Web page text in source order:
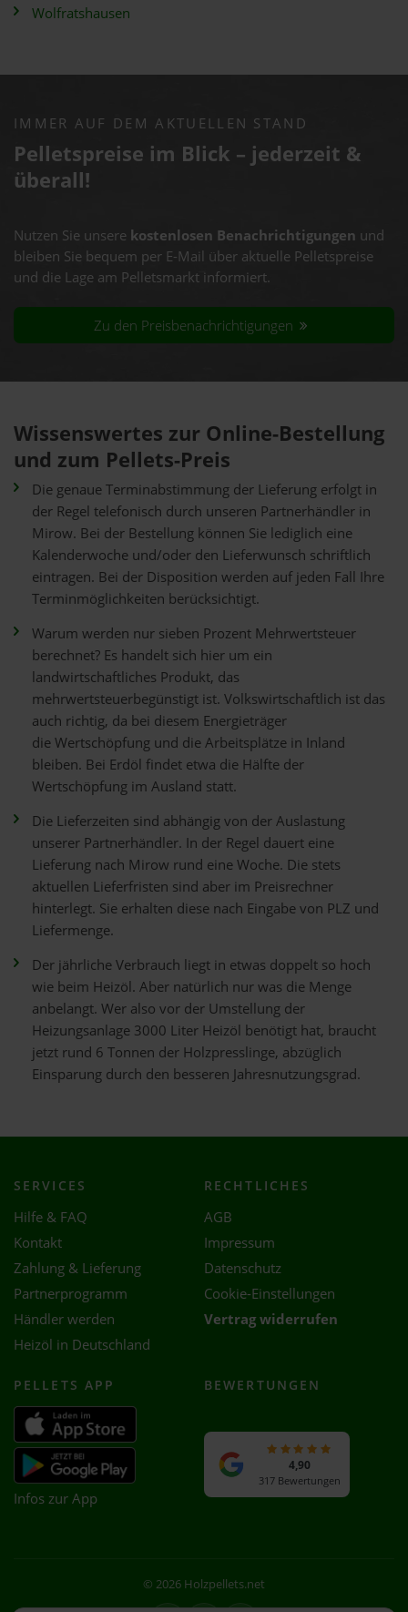
Wolfratshausen
IMMER AUF DEM AKTUELLEN STAND
Pelletspreise im Blick – jederzeit &
überall!
Nutzen Sie unsere kostenlosen Benachrichtigungen und
bleiben Sie bequem per E-Mail über aktuelle Pelletspreise
und die Lage am Pelletsmarkt informiert.
Zu den Preisbenachrichtigungen
Wissenswertes zur Online-Bestellung
und zum Pellets-Preis
Die genaue Terminabstimmung der Lieferung erfolgt in
der Regel telefonisch durch unseren Partnerhändler in
Mirow. Bei der Bestellung können Sie lediglich eine
Kalenderwoche und/oder den Lieferwunsch schriftlich
eintragen. Bei der Disposition werden auf jeden Fall Ihre
Terminmöglichkeiten berücksichtigt.
Warum werden nur sieben Prozent Mehrwertsteuer
berechnet? Es handelt sich hier um ein
landwirtschaftliches Produkt, das
mehrwertsteuerbegünstigt ist. Volkswirtschaftlich ist das
auch richtig, da bei diesem Energieträger
die Wertschöpfung und die Arbeitsplätze in Inland
bleiben. Bei Erdöl findet etwa die Hälfte der
Wertschöpfung im Ausland statt.
Die Lieferzeiten sind abhängig von der Auslastung
unserer Partnerhändler. In der Regel dauert eine
Lieferung nach Mirow rund eine Woche. Die stets
aktuellen Lieferfristen sind aber im Preisrechner
hinterlegt. Sie erhalten diese nach Eingabe von PLZ und
Liefermenge.
Der jährliche Verbrauch liegt in etwas doppelt so hoch
wie beim Heizöl. Aber natürlich nur was die Menge
anbelangt. Wer also vor der Umstellung der
Heizungsanlage 3000 Liter Heizöl benötigt hat, braucht
jetzt rund 6 Tonnen der Holzpresslinge, abzüglich
Einsparung durch den besseren Jahresnutzungsgrad.
SERVICES
Hilfe & FAQ
Kontakt
Zahlung & Lieferung
Partnerprogramm
Händler werden
Heizöl in Deutschland
RECHTLICHES
AGB
Impressum
Datenschutz
Cookie-Einstellungen
Vertrag widerrufen
PELLETS APP
Infos zur App
BEWERTUNGEN
4,90
317 Bewertungen
© 2026 Holzpellets.net